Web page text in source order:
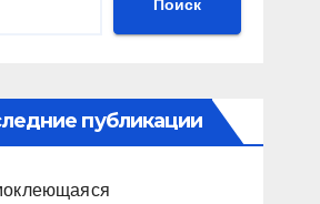
Поиск
публикации